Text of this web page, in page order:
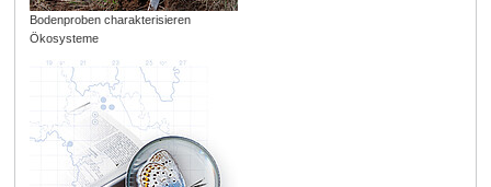
Bodenproben charakterisieren
Ökosysteme